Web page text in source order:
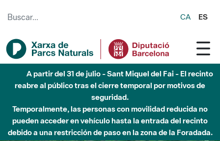
CA ES
A partir del 31 de julio - Sant Miquel del Fai - El recinto
reabre al público tras el cierre temporal por motivos de
seguridad.
Temporalmente, las personas con movilidad reducida no
pueden acceder en vehículo hasta la entrada del recinto
debido a una restricción de paso en la zona de la Foradada.